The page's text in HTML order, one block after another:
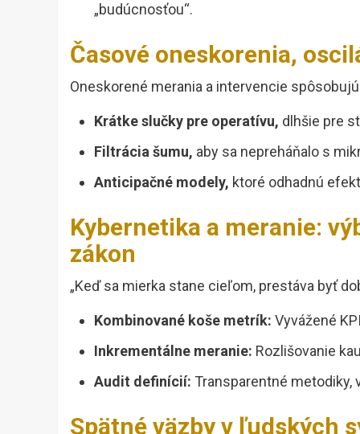
„budúcnosťou“.
Časové oneskorenia,
Oneskorené merania a intervencie
Krátke slučky pre operatívu, dlhšie pre
Filtrácia šumu, aby sa nepreháňalo s
Anticipačné modely, ktoré odhadnú
Kybernetika a meranie:
zákon
„Keď sa mierka stane cieľom, prestáva byť
Kombinované koše metrík: Vyvážené
Inkrementálne meranie: Rozlišovanie
Audit definícií: Transparentné metodiky,
Spätné väzby v ľudských